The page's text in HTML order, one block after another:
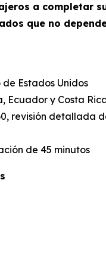
a completar
que no
Estados Unidos
Ecuador y Costa
revisión detallada
de 45 minutos